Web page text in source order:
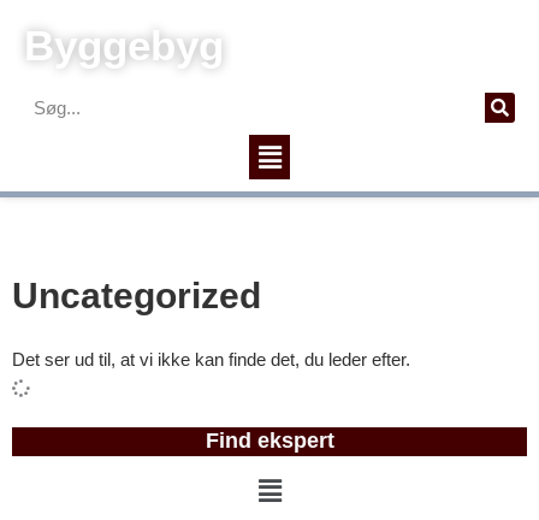
indholdet
Byggebyg
Søg
Menu
Uncategorized
Det ser ud til, at vi ikke kan finde det, du leder efter.
Find ekspert
Menu